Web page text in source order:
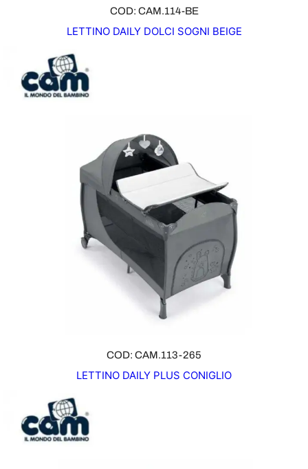
COD: CAM.114-BE
LETTINO DAILY DOLCI SOGNI BEIGE
COD: CAM.113-265
LETTINO DAILY PLUS CONIGLIO